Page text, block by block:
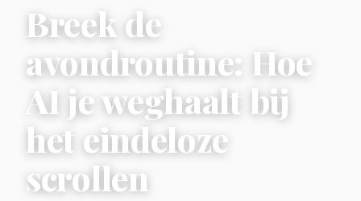
Breek de
avondroutine: Hoe
AI je weghaalt bij
het eindeloze
scrollen